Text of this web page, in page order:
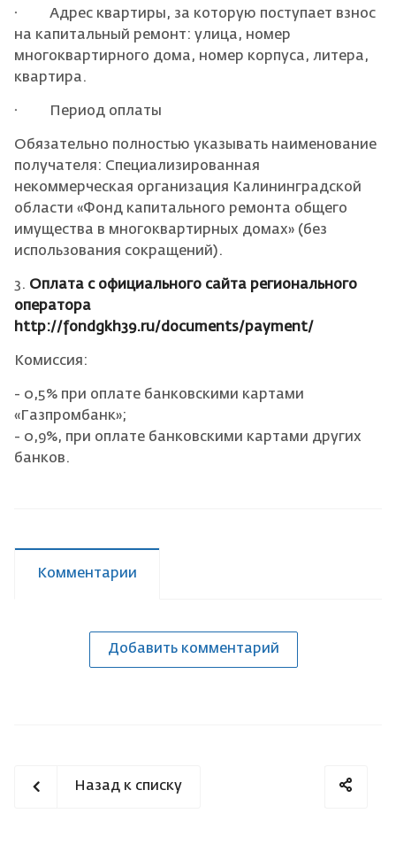
· Адрес квартиры, за которую поступает взнос
на капитальный ремонт: улица, номер
многоквартирного дома, номер корпуса, литера,
квартира.
· Период оплаты
Обязательно полностью указывать наименование
получателя: Специализированная
некоммерческая организация Калининградской
области «Фонд капитального ремонта общего
имущества в многоквартирных домах» (без
использования сокращений).
3. Оплата с официального сайта регионального
оператора
http://fondgkh39.ru/documents/payment/
Комиссия:
- 0,5% при оплате банковскими картами
«Газпромбанк»;
- 0,9%, при оплате банковскими картами других
банков.
Комментарии
Добавить комментарий
Назад к списку